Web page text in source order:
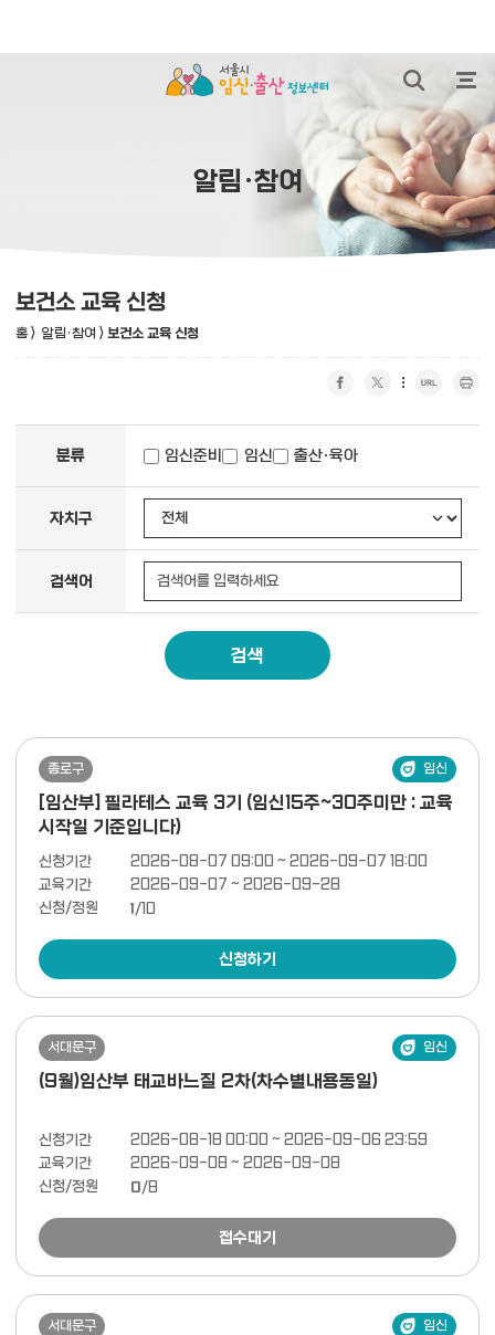
통합검색 열
전
알림·참여
보건소 교육 신청
홈 > 알림·참여 > 보건소 교육 신청
분류
임신준비 임신 출산·육아
자치구
검색어
검색
종로구 임신
[임산부] 필라테스 교육 3기 (임신15주~30주미만 : 교육
시작일 기준입니다)
신청기간
2026-08-07 09:00 ~ 2026-09-07 18:00
교육기간
2026-09-07 ~ 2026-09-28
신청/정원
1 /10
신청하기
서대문구 임신
(9월)임산부 태교바느질 2차(차수별내용동일)
신청기간
2026-08-18 00:00 ~ 2026-09-06 23:59
교육기간
2026-09-08 ~ 2026-09-08
신청/정원
0/8
접수대기
서대문구 임신